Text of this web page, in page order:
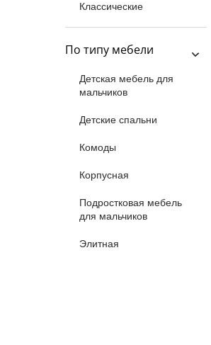
Классические
По типу мебели
Детская мебель для
мальчиков
Детские спальни
Комоды
Корпусная
Подростковая мебель
для мальчиков
Элитная